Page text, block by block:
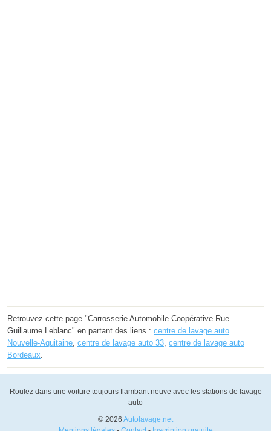
Retrouvez cette page "Carrosserie Automobile Coopérative Rue
Guillaume Leblanc" en partant des liens : centre de lavage auto
Nouvelle-Aquitaine centre de lavage auto 33 centre de lavage auto
Bordeaux
Roulez dans une voiture toujours flambant neuve avec les stations de lavage
auto
© 2026 Autolavage.net